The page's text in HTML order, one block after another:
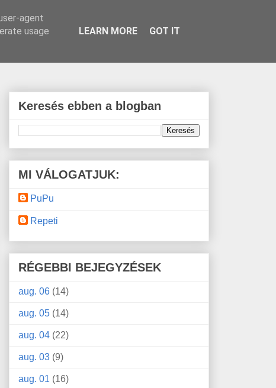
Keresés ebben a blogban
MI VÁLOGATJUK:
PuPu
Repeti
RÉGEBBI BEJEGYZÉSEK
aug. 06 (14)
aug. 05 (14)
aug. 04 (22)
aug. 03 (9)
aug. 01 (16)
agent
usage
LEARN MORE GOT IT